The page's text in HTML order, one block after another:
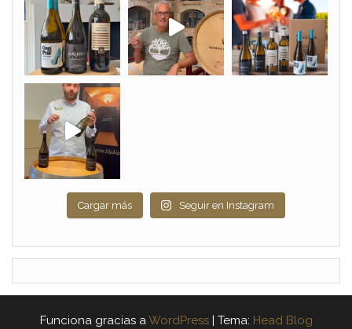
Cargar más Seguir en Instagram
Funciona gracias aWordPress | Tema: Head Blog